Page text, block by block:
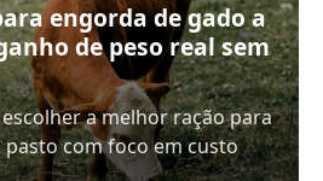
engorda de gado a
de peso real sem
a melhor ração para
com foco em custo